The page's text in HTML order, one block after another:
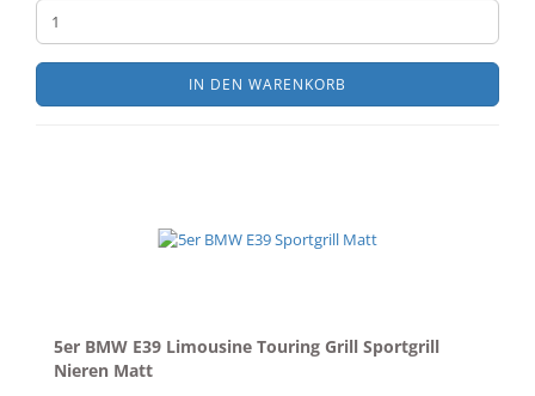
IN DEN WARENKORB
5er BMW E39 Limousine Touring Grill Sportgrill
Nieren Matt